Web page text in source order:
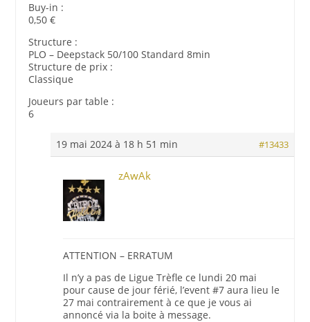
Buy-in :
0,50 €
Structure :
PLO – Deepstack 50/100 Standard 8min
Structure de prix :
Classique
Joueurs par table :
6
19 mai 2024 à 18 h 51 min #13433
zAwAk
ATTENTION – ERRATUM
Il n’y a pas de Ligue Trèfle ce lundi 20 mai
pour cause de jour férié, l’event #7 aura lieu le
27 mai contrairement à ce que je vous ai
annoncé via la boite à message.